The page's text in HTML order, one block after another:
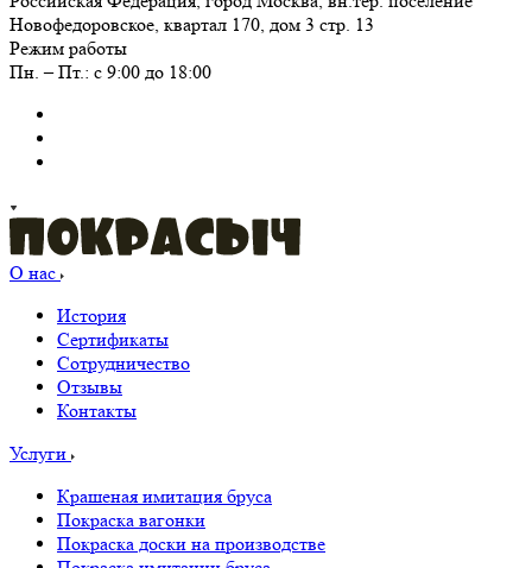
Новофедоровское, квартал 170, дом 3 стр. 13
Режим работы
Пн. – Пт.: с 9:00 до 18:00
О нас
История
Сертификаты
Сотрудничество
Отзывы
Контакты
Услуги
Крашеная имитация бруса
Покраска вагонки
Покраска доски на производстве